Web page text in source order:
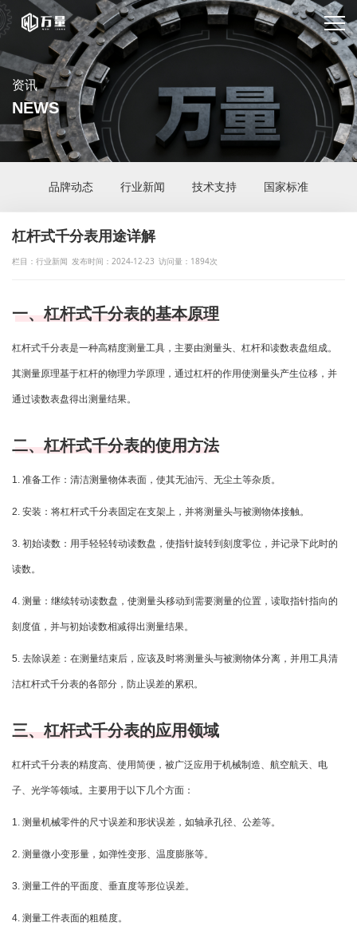
资讯
NEWS
品牌动态 行业新闻 技术支持 国家标准
杠杆式千分表用途详解
栏目：行业新闻 发布时间：2024-12-23 访问量：1894次
一、杠杆式千分表的基本原理
杠杆式千分表是一种高精度测量工具，主要由测量头、杠杆和读数表盘组成。
其测量原理基于杠杆的物理力学原理，通过杠杆的作用使测量头产生位移，并
通过读数表盘得出测量结果。
二、杠杆式千分表的使用方法
1. 准备工作：清洁测量物体表面，使其无油污、无尘土等杂质。
2. 安装：将杠杆式千分表固定在支架上，并将测量头与被测物体接触。
3. 初始读数：用手轻轻转动读数盘，使指针旋转到刻度零位，并记录下此时的
读数。
4. 测量：继续转动读数盘，使测量头移动到需要测量的位置，读取指针指向的
刻度值，并与初始读数相减得出测量结果。
5. 去除误差：在测量结束后，应该及时将测量头与被测物体分离，并用工具清
洁杠杆式千分表的各部分，防止误差的累积。
三、杠杆式千分表的应用领域
杠杆式千分表的精度高、使用简便，被广泛应用于机械制造、航空航天、电
子、光学等领域。主要用于以下几个方面：
1. 测量机械零件的尺寸误差和形状误差，如轴承孔径、公差等。
2. 测量微小变形量，如弹性变形、温度膨胀等。
3. 测量工件的平面度、垂直度等形位误差。
4. 测量工件表面的粗糙度。